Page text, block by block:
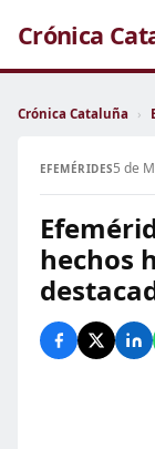
Crónica
Crónica Cataluña ›
EFEMÉRIDES5 de
hechos